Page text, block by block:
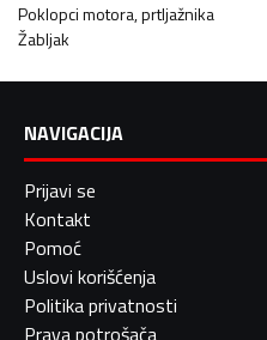
Poklopci motora, prtljažnika
Žabljak
NAVIGACIJA
Prijavi se
Kontakt
Pomoć
Uslovi korišćenja
Politika privatnosti
Prava potrošača